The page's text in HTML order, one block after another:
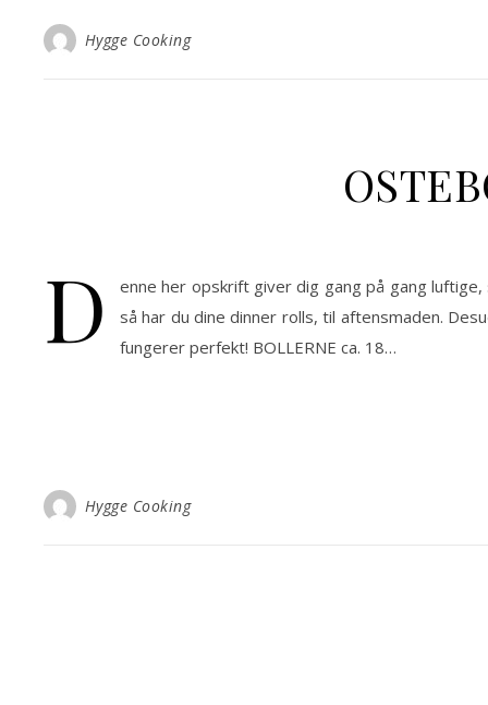
Hygge Cooking
D
enne her opskrift giver dig gang på gang
så har du dine dinner rolls, til aftensmaden.
fungerer perfekt! BOLLERNE ca. 18…
Hygge Cooking